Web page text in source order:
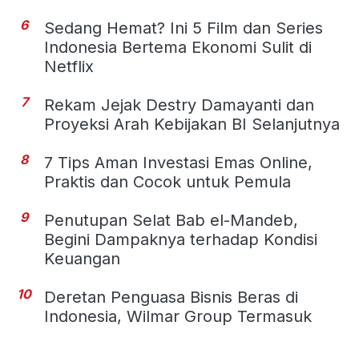
6
Sedang Hemat? Ini 5 Film dan Series
Indonesia Bertema Ekonomi Sulit di
Netflix
7
Rekam Jejak Destry Damayanti dan
Proyeksi Arah Kebijakan BI Selanjutnya
8
7 Tips Aman Investasi Emas Online,
Praktis dan Cocok untuk Pemula
9
Penutupan Selat Bab el-Mandeb,
Begini Dampaknya terhadap Kondisi
Keuangan
10
Deretan Penguasa Bisnis Beras di
Indonesia, Wilmar Group Termasuk